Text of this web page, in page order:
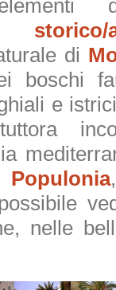
storico/
di
boschi
e
Populonia
nelle